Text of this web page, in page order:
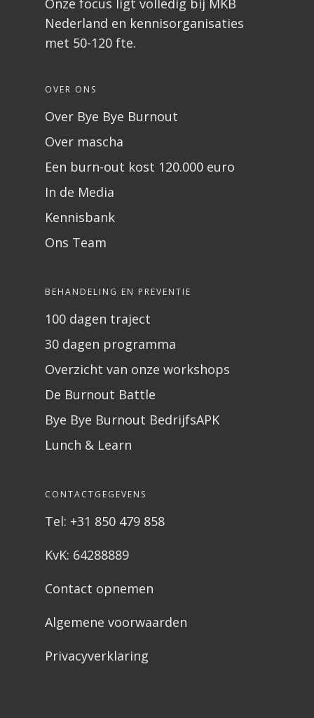
Onze focus ligt volledig bij MKB
Nederland en kennisorganisaties
met 50-120 fte.
OVER ONS
Over Bye Bye Burnout
Over mascha
Een burn-out kost 120.000 euro
In de Media
Kennisbank
Ons Team
BEHANDELING EN PREVENTIE
100 dagen traject
30 dagen programma
Overzicht van onze workshops
De Burnout Battle
Bye Bye Burnout BedrijfsAPK
Lunch & Learn
CONTACTGEGEVENS
Tel: +31 850 479 858
KvK: 64288889
Contact opnemen
Algemene voorwaarden
Privacyverklaring